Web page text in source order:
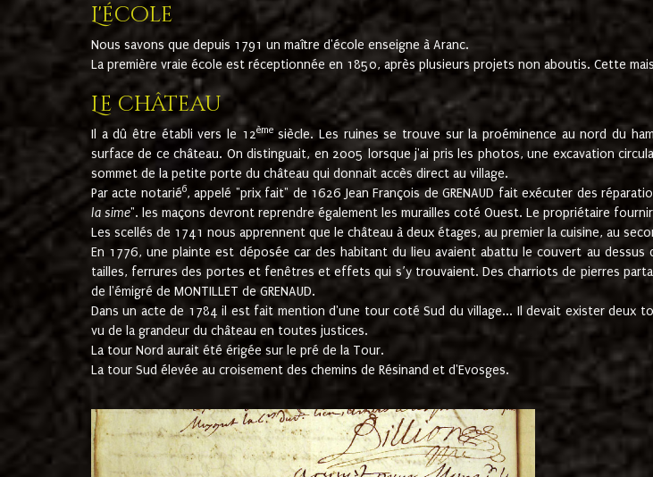
L'école
Nous savons que depuis 1791 un maître d'école enseigne à Aranc.
La première vraie école est réceptionnée en 1850, après plusieurs projets non aboutis. Cette
Le château
Il a dû être établi vers le 12èmesiècle. Les ruines se trouve sur la proéminence au nord du
surface de ce château. On distinguait, en 2005 lorsque j'ai pris les photos, une excavation
sommet de la petite porte du château qui donnait accès direct au village.
Par acte notarié6, appelé "prix fait" de 1626 Jean François de GRENAUD fait exécuter des
la sime". les maçons devront reprendre également les murailles coté Ouest. Le propriétaire
Les scellés de 1741 nous apprennent que le château à deux étages, au premier la cuisine, au
En 1776, une plainte est déposée car des habitant du lieu avaient abattu le couvert au
tailles, ferrures des portes et fenêtres et effets qui s’y trouvaient. Des charriots de pierres
de l'émigré de MONTILLET de GRENAUD.
Dans un acte de 1784 il est fait mention d'une tour coté Sud du village... Il devait exister deux
vu de la grandeur du château en toutes justices.
La tour Nord aurait été érigée sur le pré de la Tour.
La tour Sud élevée au croisement des chemins de Résinand et d'Evosges.